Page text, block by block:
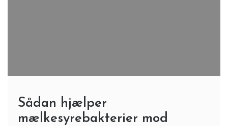
Sådan hjælper
mælkesyrebakterier mod